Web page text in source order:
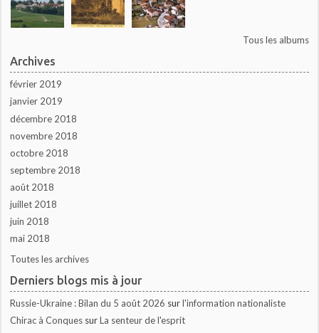
Tous les albums
Archives
février 2019
janvier 2019
décembre 2018
novembre 2018
octobre 2018
septembre 2018
août 2018
juillet 2018
juin 2018
mai 2018
Toutes les archives
Derniers blogs mis à jour
Russie-Ukraine : Bilan du 5 août 2026 surl'information nationaliste
Chirac à Conques surLa senteur de l'esprit